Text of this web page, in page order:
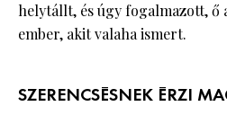
helytállt, és úgy fogalmazott, ő
ember, akit valaha ismert.
SZERENCSÉSNEK ÉRZI